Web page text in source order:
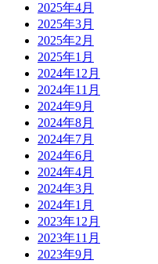
2025年4月
2025年3月
2025年2月
2025年1月
2024年12月
2024年11月
2024年9月
2024年8月
2024年7月
2024年6月
2024年4月
2024年3月
2024年1月
2023年12月
2023年11月
2023年9月